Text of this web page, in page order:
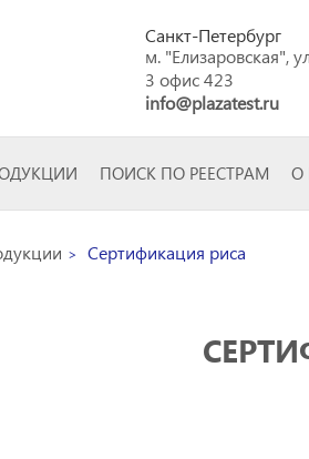
Санкт-Петербург
м. "Елизаровская",
3 офис 423
info@plazatest.ru
ПОИСК ПО РЕЕСТРАМ О
Сертификация риса